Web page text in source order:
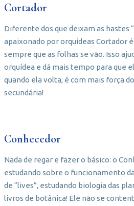
Cortador
Diferente dos que deixam as hastes
apaixonado por orquídeas Cortador
sempre que as folhas se vão. Isso
orquídea e dá mais tempo para que
quando ela volta, é com mais força
secundária!
Conhecedor
Nada de regar e fazer o básico: o
estudando sobre o funcionamento
de “lives”, estudando biologia das
livros de botânica! Ele não se